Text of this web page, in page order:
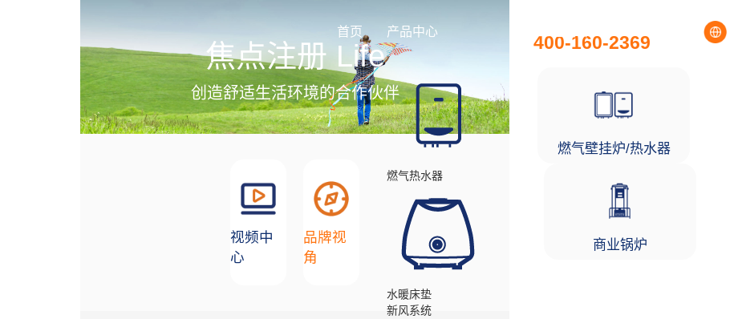
首页 产品中心
燃气热水器
水暖床垫
新风系统
燃气壁挂炉/热水器
商业锅炉
400-160-2369
焦点注册 Life
创造舒适生活环境的合作伙伴
视频中
心
品牌视
角